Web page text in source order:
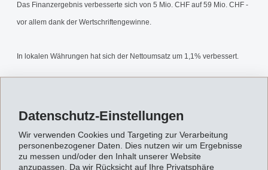
Datenschutz-Einstellungen
Wir verwenden Cookies und Targeting zur Verarbeitung
personenbezogener Daten. Dies nutzen wir um Ergebnisse
zu messen und/oder den Inhalt unserer Website
anzupassen. Da wir Rücksicht auf Ihre Privatsphäre
Das Finanzergebnis verbesserte sich von 5 Mio. CHF auf 59 Mio. CHF -
vor allem dank der Wertschriftengewinne.
In lokalen Währungen hat sich der Nettoumsatz um 1,1% verbessert.
andererseits wurden die 1998 erworbenen INVENTA-FISCHER GmbH,
Berlin und DINOL-PYRMO GmbH, Bad Pyrmont ab dem 01.01.1999
erstmals vollkonsolidiert.